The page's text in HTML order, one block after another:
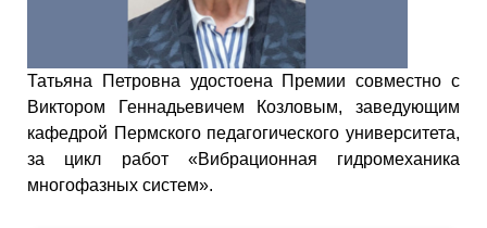
Татьяна Петровна удостоена Премии совместно с
Виктором Геннадьевичем Козловым, заведующим
кафедрой Пермского педагогического университета,
за цикл работ «Вибрационная гидромеханика
многофазных систем».